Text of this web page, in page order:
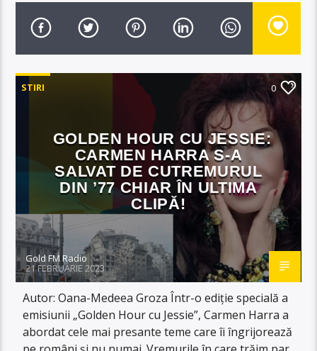
STIRI 0
GOLDEN HOUR CU JESSIE:
CARMEN HARRA S-A
SALVAT DE CUTREMURUL
DIN ’77 CHIAR ÎN ULTIMA
CLIPĂ!
Gold FM Radio
21 FEBRUARIE 2023
Autor: Oana-Medeea Groza Într-o ediție specială a
emisiunii „Golden Hour cu Jessie”, Carmen Harra a
abordat cele mai presante teme care îi îngrijorează